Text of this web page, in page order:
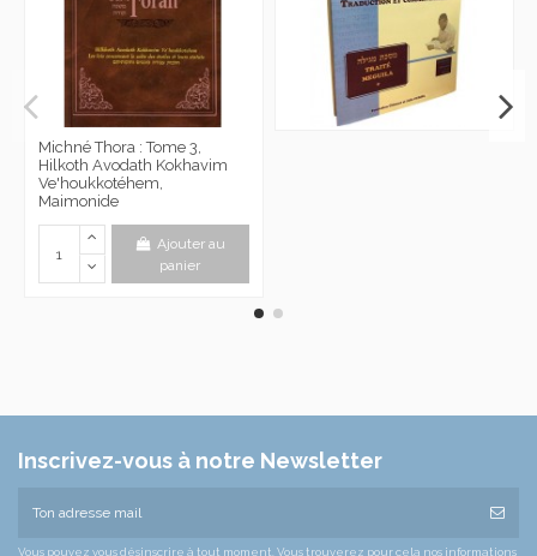
Michné Thora : Tome 3,
Hilkoth Avodath Kokhavim
Ve'houkkotéhem,
Maimonide
Ajouter au
panier
Inscrivez-vous à notre Newsletter
Vous pouvez vous désinscrire à tout moment. Vous trouverez pour cela nos informations